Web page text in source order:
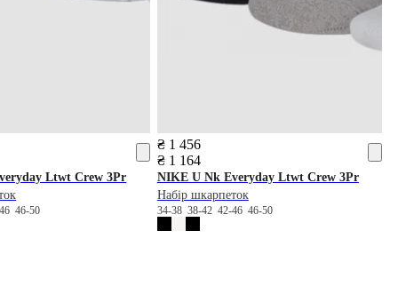
Ltwt Crew 3Pr
4646-50
₴ 1 456
₴ 1 164
NIKEU Nk Everyday Ltwt Crew 3Pr
Набір шкарпеток
34-38 38-42 42-46 46-50